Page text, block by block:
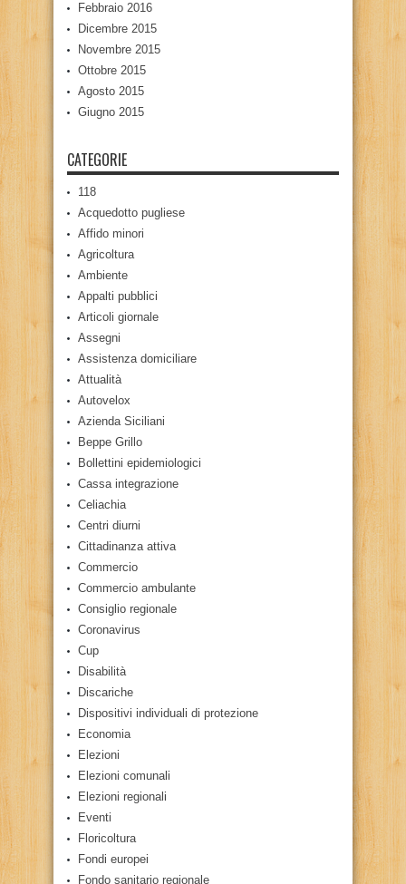
Febbraio 2016
Dicembre 2015
Novembre 2015
Ottobre 2015
Agosto 2015
Giugno 2015
CATEGORIE
118
Acquedotto pugliese
Affido minori
Agricoltura
Ambiente
Appalti pubblici
Articoli giornale
Assegni
Assistenza domiciliare
Attualità
Autovelox
Azienda Siciliani
Beppe Grillo
Bollettini epidemiologici
Cassa integrazione
Celiachia
Centri diurni
Cittadinanza attiva
Commercio
Commercio ambulante
Consiglio regionale
Coronavirus
Cup
Disabilità
Discariche
Dispositivi individuali di protezione
Economia
Elezioni
Elezioni comunali
Elezioni regionali
Eventi
Floricoltura
Fondi europei
Fondo sanitario regionale